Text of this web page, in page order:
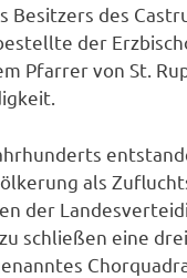
des
der
Pfarrer von St.
als
der
schließen eine